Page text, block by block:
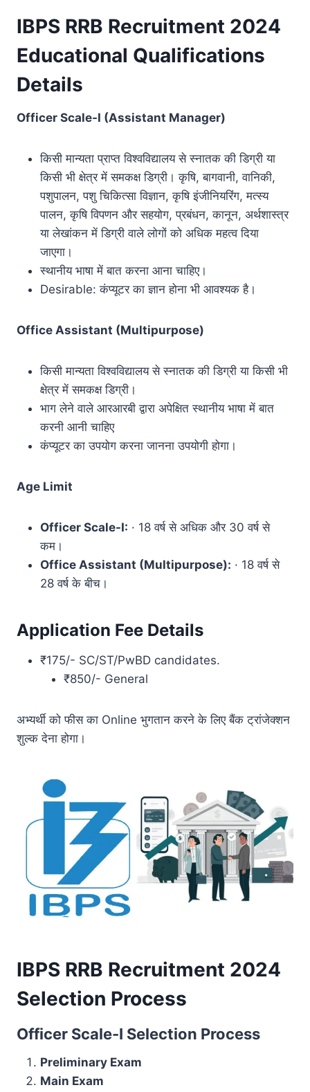
IBPS RRB Recruitment 2024
Educational Qualifications
Details
Officer Scale-I (Assistant Manager)
किसी मान्यता प्राप्त विश्वविद्यालय से स्नातक की डिग्री या
किसी भी क्षेत्र में समकक्ष डिग्री। कृषि, बागवानी, वानिकी,
पशुपालन, पशु चिकित्सा विज्ञान, कृषि इंजीनियरिंग, मत्स्य
पालन, कृषि विपणन और सहयोग, प्रबंधन, कानून, अर्थशास्त्र
या लेखांकन में डिग्री वाले लोगों को अधिक महत्व दिया
जाएगा।
स्थानीय भाषा में बात करना आना चाहिए।
Desirable: कंप्यूटर का ज्ञान होना भी आवश्यक है।
Office Assistant (Multipurpose)
किसी मान्यता विश्वविद्यालय से स्नातक की डिग्री या किसी भी
क्षेत्र में समकक्ष डिग्री।
भाग लेने वाले आरआरबी द्वारा अपेक्षित स्थानीय भाषा में बात
करनी आनी चाहिए
कंप्यूटर का उपयोग करना जानना उपयोगी होगा।
Age Limit
Officer Scale-I: · 18 वर्ष से अधिक और 30 वर्ष से
कम।
Office Assistant (Multipurpose): · 18 वर्ष से
28 वर्ष के बीच।
Application Fee Details
₹175/- SC/ST/PwBD candidates.
₹850/- General
अभ्यर्थी को फीस का Online भुगतान करने के लिए बैंक ट्रांजेक्शन
शुल्क देना होगा।
IBPS RRB Recruitment 2024
Selection Process
Officer Scale-I Selection Process
Preliminary Exam
Main Exam